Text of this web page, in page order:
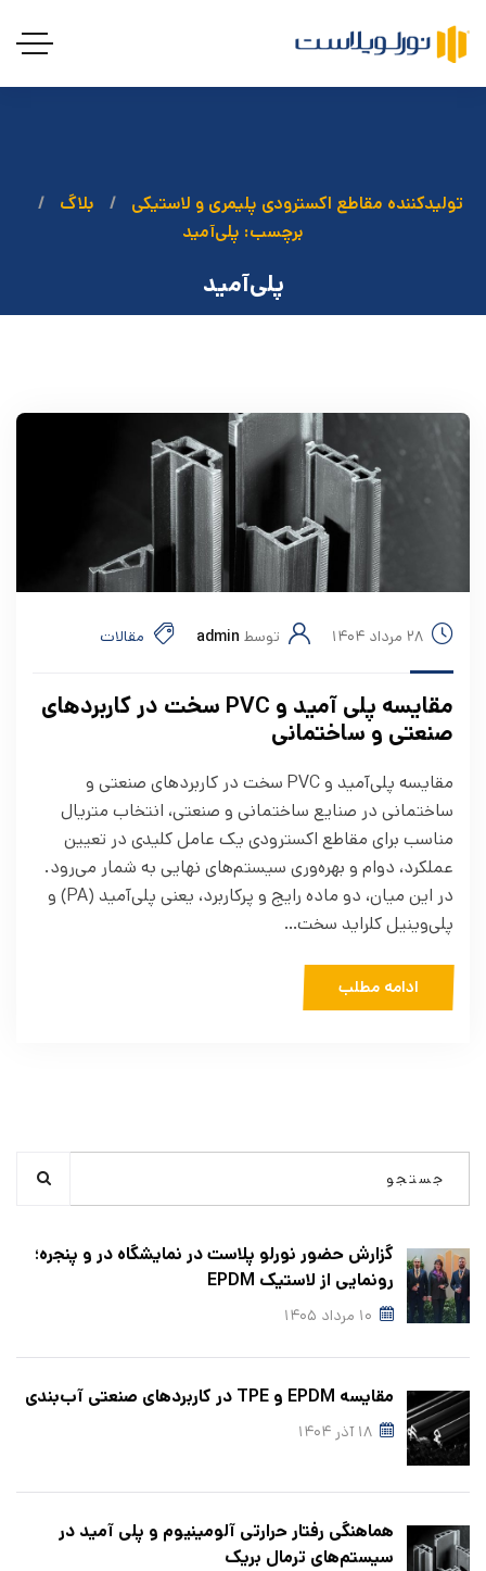
تولیدکننده مقاطع اکسترودی پلیمری و لاستیکی
بلاگ
برچسب: پلی‌آمید
پلی‌آمید
۲۸ مرداد ۱۴۰۴ توسط admin مقالات
مقایسه پلی‌ آمید و PVC سخت در کاربردهای
صنعتی و ساختمانی
مقایسه پلی‌آمید و PVC سخت در کاربردهای صنعتی و
ساختمانی در صنایع ساختمانی و صنعتی، انتخاب متریال
مناسب برای مقاطع اکسترودی یک عامل کلیدی در تعیین
عملکرد، دوام و بهره‌وری سیستم‌های نهایی به شمار می‌رود.
در این میان، دو ماده رایج و پرکاربرد، یعنی پلی‌آمید (PA) و
پلی‌وینیل کلراید سخت…
ادامه مطلب
گزارش حضور نورلو پلاست در نمایشگاه در و پنجره؛
رونمایی از لاستیک EPDM
۱۰ مرداد ۱۴۰۵
مقایسه EPDM و TPE در کاربردهای صنعتی آب‌بندی
۱۸ آذر ۱۴۰۴
هماهنگی رفتار حرارتی آلومینیوم و پلی‌ آمید در
سیستم‌های ترمال بریک